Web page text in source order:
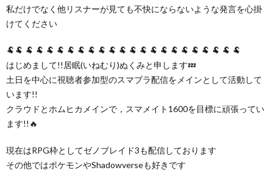
私だけでなく他リスナーが見ても不快にならないような発言を心掛
けてください
🐏🐏 🐏 🐏 🐏 🐏 🐏 🐏 🐏 🐏 🐏 🐏 🐏 🐏 🐏 🐏 🐏 🐏 🐏 🐏 🐏 🐏 🐏
はじめまして!!居眠(いねむり)ぬくみと申します💤
土日を中心に視聴者参加型のスマブラ配信をメインとして活動して
います!!
クラウドとホムヒカメインで，スマメイト1600を目標に頑張ってい
ます!!🔥
現在はRPG枠としてゼノブレイド3も配信しております
その他ではポケモンやShadowverseも好きです